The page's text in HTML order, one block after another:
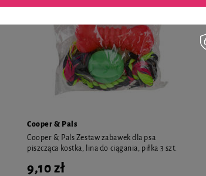
Cooper & Pals
Cooper & Pals Zestaw zabawek dla psa
piszcząca kostka, lina do ciągania, piłka 3 szt.
9,10 zł